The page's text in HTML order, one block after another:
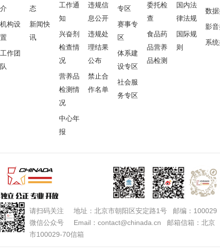
介
机构设
置
工作团
队
态
新闻快
讯
工作通
知
兴奋剂
检查情
况
营养品
检测情
况
中心年
报
违规信
息公开
违规处
理结果
公布
禁止合
作名单
专区
赛事专
区
体系建
设专区
社会服
务专区
委托检
查
食品药
品营养
品检测
国内法
律法规
国际规
则
数
影
系
请扫码关注 地址：北京市朝阳区安定路1号 邮编：100029
微信公众号 Email：contact@chinada.cn 邮箱信箱：北京
市100029-70信箱